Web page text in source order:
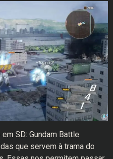
SD: Gundam Battle
que servem à trama do